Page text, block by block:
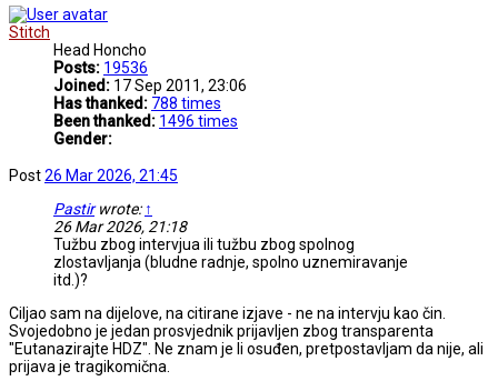
Stitch
Head Honcho
Posts: 19536
Joined: 17 Sep 2011, 23:06
Has thanked: 788 times
Been thanked: 1496 times
Gender:
Post26 Mar 2026, 21:45
Pastirwrote: ↑
26 Mar 2026, 21:18
Tužbu zbog intervjua ili tužbu zbog spolnog
zlostavljanja (bludne radnje, spolno uznemiravanje
itd.)?
Ciljao sam na dijelove, na citirane izjave - ne na intervju kao čin.
Svojedobno je jedan prosvjednik prijavljen zbog transparenta
"Eutanazirajte HDZ". Ne znam je li osuđen, pretpostavljam da nije, ali
prijava je tragikomična.